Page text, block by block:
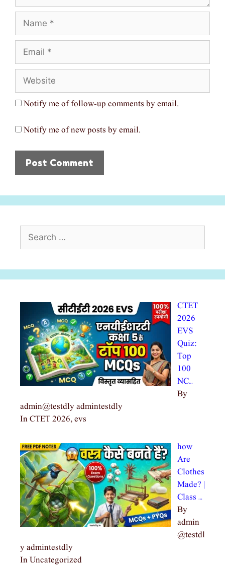
Notify me of follow-up comments by email.
Notify me of new posts by email.
CTET
2026
EVS
Quiz:
Top
100
NC…
By
admin@testdly admintestdly
In CTET 2026, evs
how
Are
Clothes
Made? |
Class …
By
admin
@testdl
y admintestdly
In Uncategorized